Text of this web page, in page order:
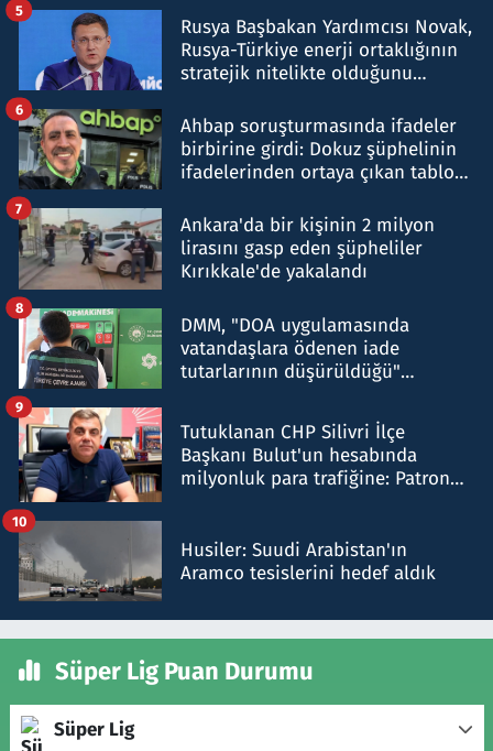
Rusya Başbakan Yardımcısı Novak,
Rusya-Türkiye enerji ortaklığının
stratejik nitelikte olduğunu
5
Ahbap soruşturmasında ifadeler
birbirine girdi: Dokuz şüphelinin
ifadelerinden ortaya çıkan tablo
6
Ankara'da bir kişinin 2 milyon
lirasını gasp eden şüpheliler
Kırıkkale'de yakalandı
7
DMM, "DOA uygulamasında
vatandaşlara ödenen iade
tutarlarının düşürüldüğü"
8
Tutuklanan CHP Silivri İlçe
Başkanı Bulut'un hesabında
milyonluk para trafiğine: Patron
9
Husiler: Suudi Arabistan'ın
Aramco tesislerini hedef aldık
10
Süper Lig Puan Durumu
Süper Lig